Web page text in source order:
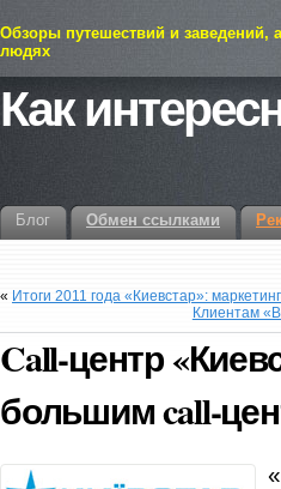
Обзоры путешествий и заведений,
людях
Как
Блог Обмен ссылками
« Итоги 2011 года «Киевстар»:
Клиентам
Call-центр
большим call-